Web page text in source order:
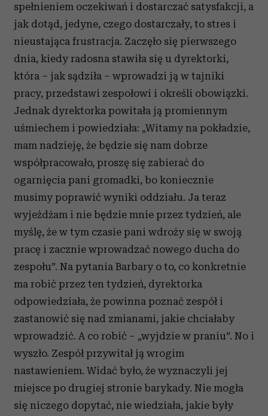
spełnieniem oczekiwań i dostarczać satysfakcji, a
jak dotąd, jedyne, czego dostarczały, to stres i
nieustająca frustracja. Zaczęło się pierwszego
dnia, kiedy radosna stawiła się u dyrektorki,
która – jak sądziła – wprowadzi ją w tajniki
pracy, przedstawi zespołowi i określi obowiązki.
Jednak dyrektorka powitała ją promiennym
uśmiechem i powiedziała: „Witamy na pokładzie,
mam nadzieję, że będzie się nam dobrze
współpracowało, proszę się zabierać do
ogarnięcia pani gromadki, bo koniecznie
musimy poprawić wyniki oddziału. Ja teraz
wyjeżdżam i nie będzie mnie przez tydzień, ale
myślę, że w tym czasie pani wdroży się w swoją
pracę i zacznie wprowadzać nowego ducha do
zespołu”. Na pytania Barbary o to, co konkretnie
ma robić przez ten tydzień, dyrektorka
odpowiedziała, że powinna poznać zespół i
zastanowić się nad zmianami, jakie chciałaby
wprowadzić. A co robić – „wyjdzie w praniu”. No i
wyszło. Zespół przywitał ją wrogim
nastawieniem. Widać było, że wyznaczyli jej
miejsce po drugiej stronie barykady. Nie mogła
się niczego dopytać, nie wiedziała, jakie były